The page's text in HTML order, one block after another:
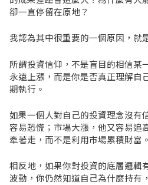
卻一直停留在原地？
我認為其中很重要的一個原因，就
所謂投資信仰，不是盲目的相信某
永遠上漲，而是你是否真正理解自
期執行。
如果一個人對自己的投資理念沒有
容易恐慌；市場大漲，他又容易追
牽著走，而不是利用市場累積財富。
相反地，如果你對投資的底層邏輯
波動，你仍然知道自己為什麼持有